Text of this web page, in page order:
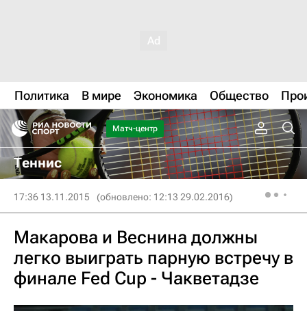
Политика В мире Экономика Общество
Матч-центр
Теннис
17:36 13.11.2015 (обновлено: 12:13 29.02.2016)
Макарова и Веснина должны
легко выиграть парную встречу в
финале Fed Cup - Чакветадзе